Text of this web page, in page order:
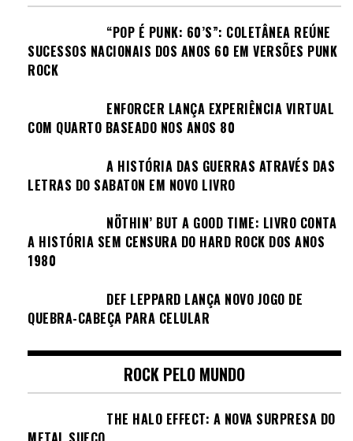
“POP É PUNK: 60’S”: COLETÂNEA REÚNE
SUCESSOS NACIONAIS DOS ANOS 60 EM VERSÕES PUNK
ROCK
ENFORCER LANÇA EXPERIÊNCIA VIRTUAL
COM QUARTO BASEADO NOS ANOS 80
A HISTÓRIA DAS GUERRAS ATRAVÉS DAS
LETRAS DO SABATON EM NOVO LIVRO
NÖTHIN’ BUT A GOOD TIME: LIVRO CONTA
A HISTÓRIA SEM CENSURA DO HARD ROCK DOS ANOS
1980
DEF LEPPARD LANÇA NOVO JOGO DE
QUEBRA-CABEÇA PARA CELULAR
ROCK PELO MUNDO
THE HALO EFFECT: A NOVA SURPRESA DO